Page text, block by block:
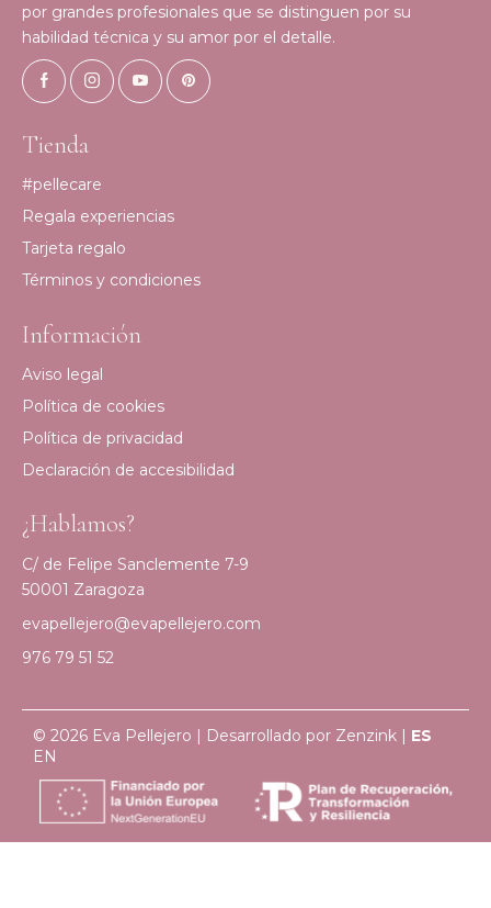
por grandes profesionales que se distinguen por su
habilidad técnica y su amor por el detalle.
Tienda
#pellecare
Regala experiencias
Tarjeta regalo
Términos y condiciones
Información
Aviso legal
Política de cookies
Política de privacidad
Declaración de accesibilidad
¿Hablamos?
C/ de Felipe Sanclemente 7-9
50001 Zaragoza
evapellejero@evapellejero.com
976 79 51 52
© 2026 Eva Pellejero | Desarrollado por Zenzink | ES
EN